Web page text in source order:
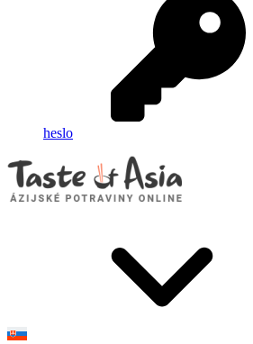
heslo